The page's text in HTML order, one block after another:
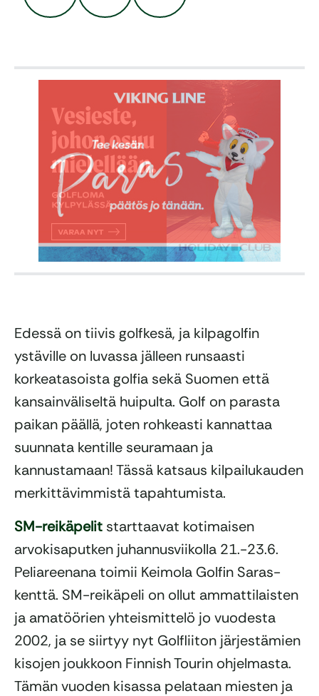
Edessä on tiivis golfkesä, ja kilpagolfin
ystäville on luvassa jälleen runsaasti
korkeatasoista golfia sekä Suomen että
kansainväliseltä huipulta. Golf on parasta
paikan päällä, joten rohkeasti kannattaa
suunnata kentille seuramaan ja
kannustamaan! Tässä katsaus kilpailukauden
merkittävimmistä tapahtumista.
SM-reikäpelit starttaavat kotimaisen
arvokisaputken juhannusviikolla 21.-23.6.
Peliareenana toimii Keimola Golfin Saras-
kenttä. SM-reikäpeli on ollut ammattilaisten
ja amatöörien yhteismittelö jo vuodesta
2002, ja se siirtyy nyt Golfliiton järjestämien
kisojen joukkoon Finnish Tourin ohjelmasta.
Tämän vuoden kisassa pelataan miesten ja